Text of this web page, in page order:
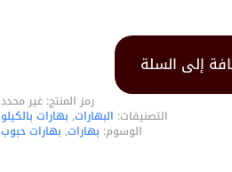
إلى السلة
رمز المنتج: غير محدد
التصنيفات: البهارات, بهارات بالكيلو
الوسوم: بهارات, بهارات حبوب